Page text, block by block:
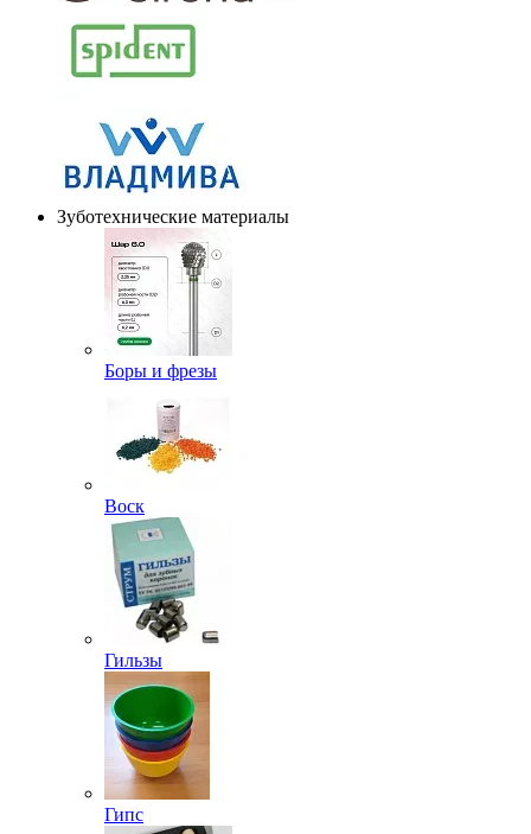
Зуботехнические материалы
Боры и фрезы
Воск
Гильзы
Гипс